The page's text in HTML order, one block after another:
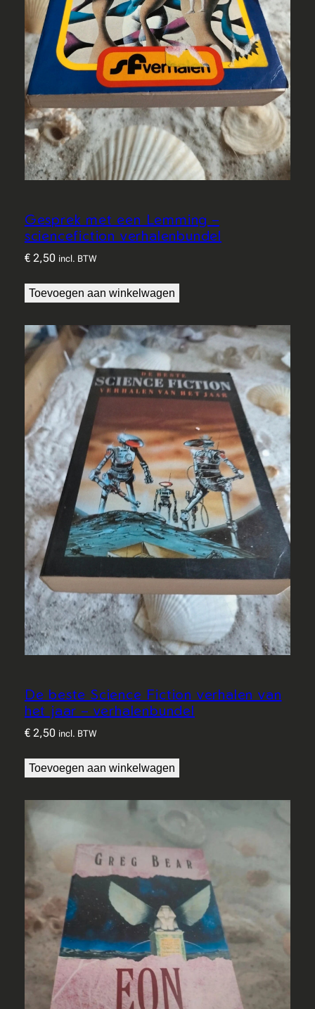
Gesprek met een Lemming –
sciencefiction verhalenbundel
€2,50 incl. BTW
Toevoegen aan winkelwagen
De beste Science Fiction verhalen van
het jaar – verhalenbundel
€2,50 incl. BTW
Toevoegen aan winkelwagen